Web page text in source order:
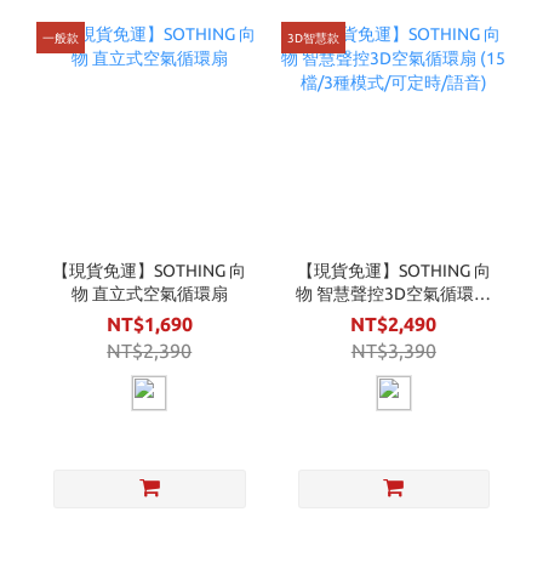
一般款
【現貨免運】SOTHING 向
物 直立式空氣循環扇
NT$1,690
NT$2,390
3D智慧款
【現貨免運】SOTHING 向
物 智慧聲控3D空氣循環扇
(15檔/3種模式/可定時/語
音)
NT$2,490
NT$3,390